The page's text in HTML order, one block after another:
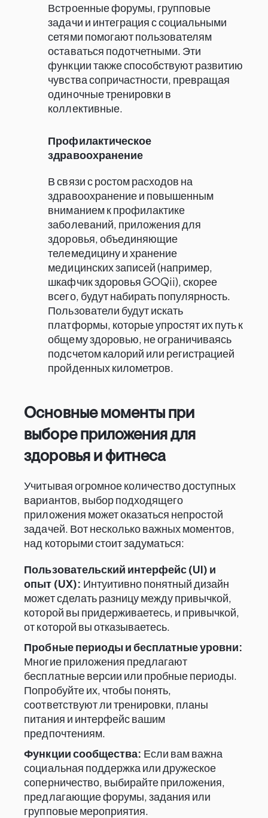
Встроенные форумы, групповые
задачи и интеграция с социальными
сетями помогают пользователям
оставаться подотчетными. Эти
функции также способствуют развитию
чувства сопричастности, превращая
одиночные тренировки в
коллективные.
Профилактическое
здравоохранение
В связи с ростом расходов на
здравоохранение и повышенным
вниманием к профилактике
заболеваний, приложения для
здоровья, объединяющие
телемедицину и хранение
медицинских записей (например,
шкафчик здоровья GOQii), скорее
всего, будут набирать популярность.
Пользователи будут искать
платформы, которые упростят их путь к
общему здоровью, не ограничиваясь
подсчетом калорий или регистрацией
пройденных километров.
Основные моменты при
выборе приложения для
здоровья и фитнеса
Учитывая огромное количество доступных
вариантов, выбор подходящего
приложения может оказаться непростой
задачей. Вот несколько важных моментов,
над которыми стоит задуматься:
Пользовательский интерфейс (UI) и
опыт (UX): Интуитивно понятный дизайн
может сделать разницу между привычкой,
которой вы придерживаетесь, и привычкой,
от которой вы отказываетесь.
Пробные периоды и бесплатные уровни:
Многие приложения предлагают
бесплатные версии или пробные периоды.
Попробуйте их, чтобы понять,
соответствуют ли тренировки, планы
питания и интерфейс вашим
предпочтениям.
Функции сообщества: Если вам важна
социальная поддержка или дружеское
соперничество, выбирайте приложения,
предлагающие форумы, задания или
групповые мероприятия.